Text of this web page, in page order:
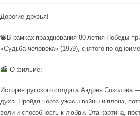
Дорогие друзья!
📽В рамках празднования 80-летия Победы
«Судьба человека» (1959), снятого по
О фильме:
История русского солдата Андрея Соколова
духа. Пройдя через ужасы войны и плена,
воли и способность к любви. Эта картина,